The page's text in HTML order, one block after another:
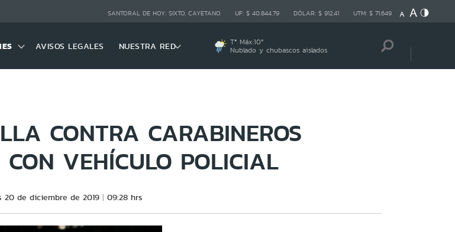
SANTORAL DE HOY: SIXTO, CAYETANO UF: $ 40.844,79 DÓLAR: $ 912,41 UTM: $ 71.649
AVISOS LEGALES NUESTRA RED Tª Máx:10º
Nublado y chubascos aislados
CONTRA CARABINEROS
VEHÍCULO POLICIAL
20 de diciembre de 2019 09:28 hrs